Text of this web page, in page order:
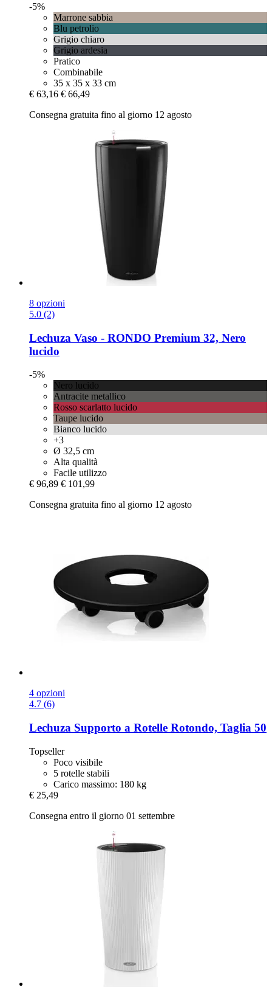
-5%
Marrone sabbia
Blu petrolio
Grigio chiaro
Grigio ardesia
Pratico
Combinabile
35 x 35 x 33 cm
€ 63,16 € 66,49
Consegna gratuita fino al giorno 12 agosto
8 opzioni
5.0 (2)
Lechuza Vaso -​ RONDO Premium 32, Nero
lucido
-5%
Nero lucido
Antracite metallico
Rosso scarlatto lucido
Taupe lucido
Bianco lucido
+3
Ø 32,5 cm
Alta qualità
Facile utilizzo
€ 96,89 € 101,99
Consegna gratuita fino al giorno 12 agosto
4 opzioni
4.7 (6)
Lechuza Supporto a Rotelle Rotondo, Taglia 50
Topseller
Poco visibile
5 rotelle stabili
Carico massimo: 180 kg
€ 25,49
Consegna entro il giorno 01 settembre